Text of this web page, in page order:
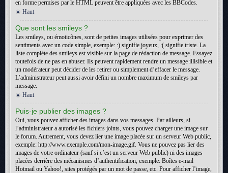
en forme permises par le HTML peuvent être appliquées avec les BBCodes.
Haut
Que sont les smileys ?
Les smileys, ou émoticônes, sont de petites images utilisées pour exprimer des
sentiments avec un code simple, exemple: :) signifie joyeux, :( signifie triste. La
liste complète des smileys est visible sur la page de rédaction de message. Essayez
toutefois de ne pas en abuser. Ils peuvent rapidement rendre un message illisible et
un modérateur peut décider de les retirer ou simplement d’effacer le message.
L’administrateur peut aussi avoir défini un nombre maximum de smileys par
message.
Haut
Puis-je publier des images ?
Oui, vous pouvez afficher des images dans vos messages. Par ailleurs, si
l’administrateur a autorisé les fichiers joints, vous pouvez charger une image sur
le forum. Autrement, vous devez lier une image placée sur un serveur Web public,
exemple: http://www.exemple.com/mon-image.gif. Vous ne pouvez pas lier des
images de votre ordinateur (sauf si c’est un serveur Web public) ni des images
placées derrière des mécanismes d’authentification, exemple: Boîtes e-mail
Hotmail ou Yahoo!, sites protégés par un mot de passe, etc. Pour afficher l’image,